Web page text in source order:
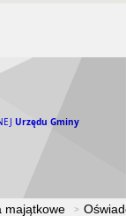
Urzędu Gminy
majątkowe